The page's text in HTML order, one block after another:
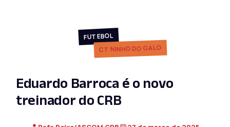
FUTEBOL
CT NINHO DO GALO
Eduardo Barroca é o novo
treinador do CRB